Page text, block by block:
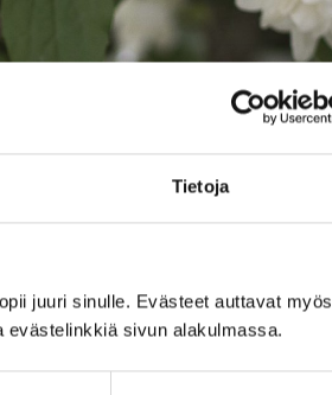
Tietoja
juuri sinulle. Evästeet auttavat myös
evästelinkkiä sivun alakulmassa.